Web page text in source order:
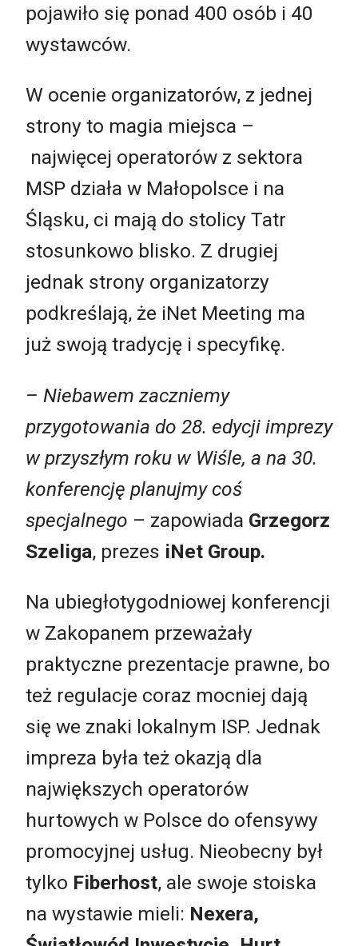
pojawiło się ponad 400 osób i 40
wystawców.
W ocenie organizatorów, z jednej
strony to magia miejsca –
najwięcej operatorów z sektora
MSP działa w Małopolsce i na
Śląsku, ci mają do stolicy Tatr
stosunkowo blisko. Z drugiej
jednak strony organizatorzy
podkreślają, że iNet Meeting ma
już swoją tradycję i specyfikę.
– Niebawem zaczniemy
przygotowania do 28. edycji imprezy
w przyszłym roku w Wiśle, a na 30.
konferencję planujmy coś
specjalnego – zapowiada Grzegorz
Szeliga, prezes iNet Group.
Na ubiegłotygodniowej konferencji
w Zakopanem przeważały
praktyczne prezentacje prawne, bo
też regulacje coraz mocniej dają
się we znaki lokalnym ISP. Jednak
impreza była też okazją dla
największych operatorów
hurtowych w Polsce do ofensywy
promocyjnej usług. Nieobecny był
tylko Fiberhost, ale swoje stoiska
na wystawie mieli: Nexera,